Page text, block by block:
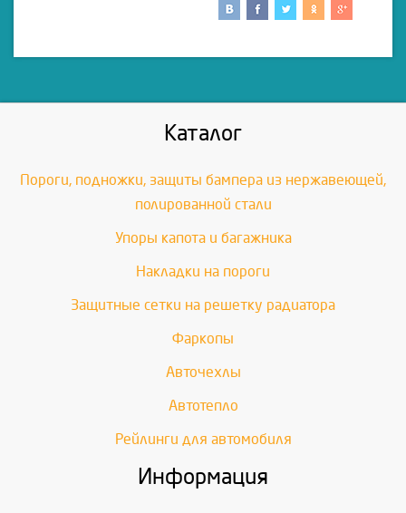
Каталог
Пороги, подножки, защиты бампера из нержавеющей,
полированной стали
Упоры капота и багажника
Накладки на пороги
Защитные сетки на решетку радиатора
Фаркопы
Авточехлы
Автотепло
Рейлинги для автомобиля
Информация